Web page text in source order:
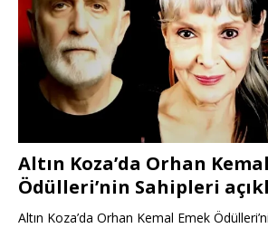
Altın Koza’da Orhan
Ödülleri’nin Sahipleri
Altın Koza’da Orhan Kemal Emek